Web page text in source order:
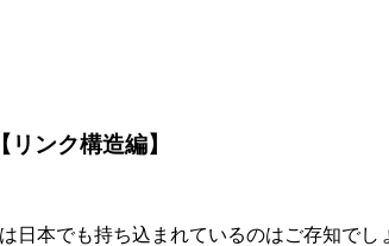
ンク構造編】
日本でも持ち込まれているのはご存知でし